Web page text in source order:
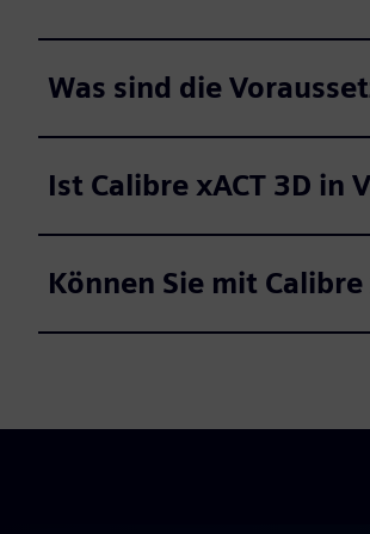
Was sind die
Ist Calibre xACT 3D
Können Sie mit